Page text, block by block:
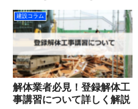
建設コラム
解体業者必見！登録解体工
事講習について詳しく解説